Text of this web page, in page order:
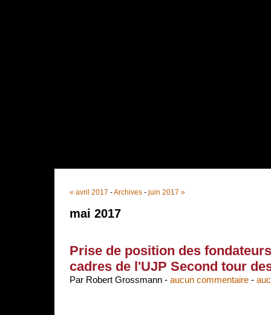
« avril 2017 -Archives - juin 2017 »
mai 2017
Prise de position des
cadres de l'UJP Second tour
Par Robert Grossmann - aucun commentaire -